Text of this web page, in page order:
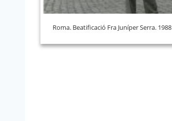
Roma. Beatificació Fra Juníper Serra. 1988